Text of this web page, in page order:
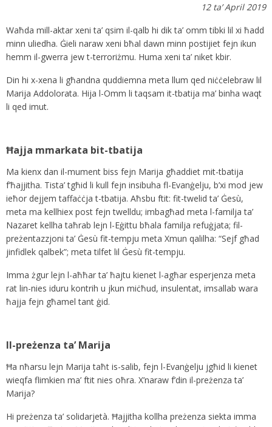
12 ta’ April 2019
Waħda mill-aktar xeni ta’ qsim il-qalb hi dik ta’ omm tibki lil xi ħadd
minn uliedha. Ġieli naraw xeni bħal dawn minn postijiet fejn ikun
hemm il-gwerra jew t-terroriżmu. Huma xeni ta’ niket kbir.
Din hi x-xena li għandna quddiemna meta llum qed niċċelebraw lil
Marija Addolorata. Hija l-Omm li taqsam it-tbatija ma’ binha waqt
li qed imut.
Ħajja mmarkata bit-tbatija
Ma kienx dan il-mument biss fejn Marija għaddiet mit-tbatija
f’ħajjitha. Tista’ tgħid li kull fejn insibuha fl-Evanġelju, b’xi mod jew
ieħor dejjem taffaċċja t-tbatija. Aħsbu ftit: fit-twelid ta’ Ġesù,
meta ma kellhiex post fejn twelldu; imbagħad meta l-familja ta’
Nazaret kellha taħrab lejn l-Eġittu bħala familja refuġjata; fil-
preżentazzjoni ta’ Ġesù fit-tempju meta Xmun qalilha: “Sejf għad
jinfidlek qalbek”; meta tilfet lil Ġesù fit-tempju.
Imma żgur lejn l-aħħar ta’ ħajtu kienet l-agħar esperjenza meta
rat lin-nies iduru kontrih u jkun miċħud, insulentat, imsallab wara
ħajja fejn għamel tant ġid.
Il-preżenza ta’ Marija
Ħa nħarsu lejn Marija taħt is-salib, fejn l-Evanġelju jgħid li kienet
wieqfa flimkien ma’ ftit nies oħra. X’naraw f’din il-preżenza ta’
Marija?
Hi preżenza ta’ solidarjetà. Ħajjitha kollha preżenza siekta imma